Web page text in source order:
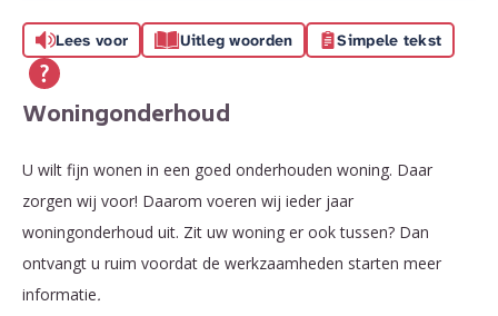
Lees voor Uitleg woorden Simpele tekst
Woningonderhoud
U wilt fijn wonen in een goed onderhouden woning. Daar
zorgen wij voor! Daarom voeren wij ieder jaar
woningonderhoud uit. Zit uw woning er ook tussen? Dan
ontvangt u ruim voordat de werkzaamheden starten meer
informatie.